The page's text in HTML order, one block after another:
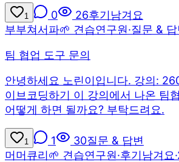
1 0 26후기남겨요
부부쳐서파🌱 견습연구원·질문 & 답
팀 협업 도구 문의
안녕하세요 노린이입니다. 강의:
이브코딩하기 이 강의에서 나온 팀
어떻게 하면 될까요? 부탁드려요.
1 1 30질문 & 답변
머머큐리🌱 견습연구원·후기남겨요·